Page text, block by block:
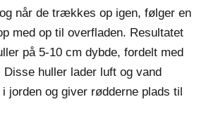
når de trækkes op igen, følger en
med op til overfladen. Resultatet
på 5-10 cm dybde, fordelt med
Disse huller lader luft og vand
jorden og giver rødderne plads til